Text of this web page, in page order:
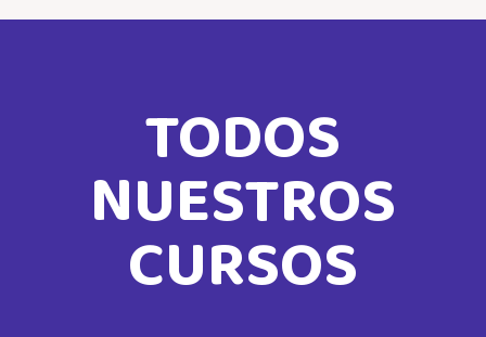
TODOS
NUESTROS
CURSOS